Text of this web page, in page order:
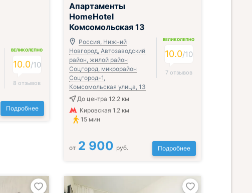
ВЕЛИКОЛЕПНО
10.0/10
8 отзывов
Подробнее
Апартаменты
HomeHotel
Комсомольская 13
Россия, Нижний
Новгород, Автозаводский
район, жилой район
Соцгород, микрорайон
Соцгород-1,
Комсомольская улица, 13
До центра 12.2 км
Кировская 1.2 км
15 мин
ВЕЛИКОЛЕПНО
10.0/10
7 отзывов
от 2 900 руб. Подробнее